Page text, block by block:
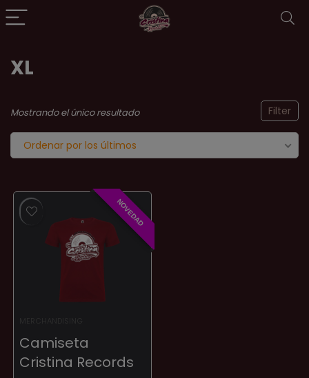
XL
Filter
Mostrando el único resultado
Ordenar por los últimos
NOVEDAD
Camiseta
Cristina Records